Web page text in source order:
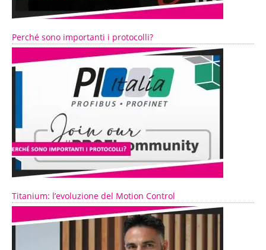
Perché sono importanti i protocolli?
Titanium: l’evoluzione del Motion Control